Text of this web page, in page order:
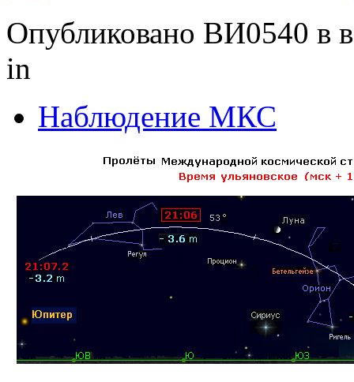
Опубликовано ВИ0540 в
in
Наблюдение МКС